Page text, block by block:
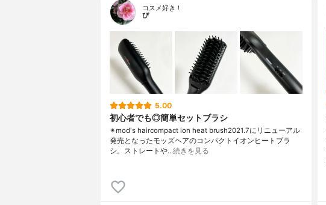
コスメ好き！
ぴ
5.00
初心者でも◎簡単セットブラシ
✴︎mod's haircompact ion heat brush2021.7にリニューアル
発売となったモッズヘアのコンパクトイオンヒートブラ
シ。ストレートや…続きを見る